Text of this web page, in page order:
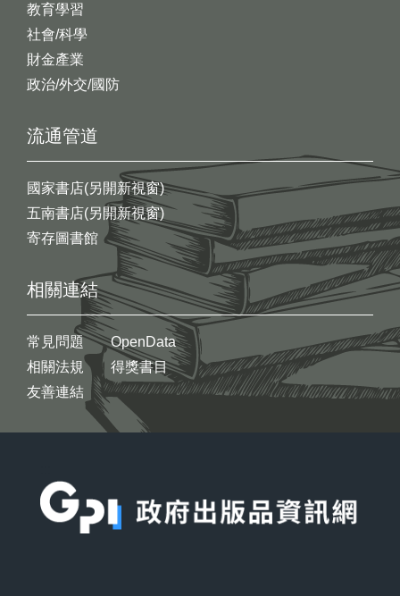
教育學習
社會/科學
財金產業
政治/外交/國防
流通管道
國家書店(另開新視窗)
五南書店(另開新視窗)
寄存圖書館
相關連結
常見問題
相關法規
友善連結
OpenData
得獎書目